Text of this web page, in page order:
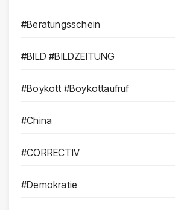
#Beratungsschein
#BILD #BILDZEITUNG
#Boykott #Boykottaufruf
#China
#CORRECTIV
#Demokratie